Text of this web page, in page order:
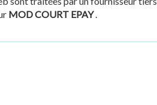
MOD COURT EPAY.